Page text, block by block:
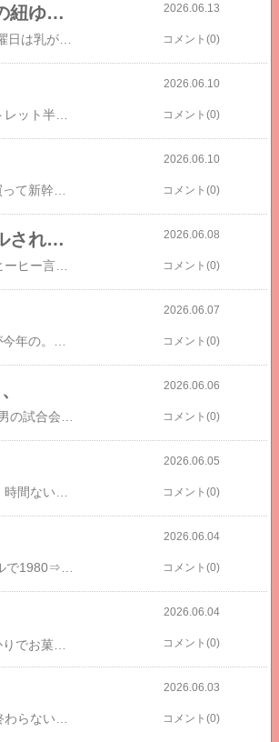
【購入品】シール卒業しようと思ってたのに。疲れて財布の紐ゆるゆる、、、
相変わらず仕事がものすごくハードで😭今週は3日新幹線乗りました、日帰りでw金曜日は乳がん検診で休み予定だったけど結局帰宅後、午後から夜まで仕事してました。。。終わらない😭乳がん検診は会社の健診では受けずに20代の頃から専門のクリニックでやってます。会社の先輩のすすめで。また１年後に受けます。今は長男の塾待ち。短くかけるのを。疲れたのでミスドでもっちゅりん買っちゃいました。あっ、長男きたからまたあとで、、、帰宅しました。☆☆3種類購入済みです。美味しいけど人気すごすぎ💦過熱度がすごいですよね💦予約もしていたけれどもういいかなと、オンラインのはキャンセルしました💦なんか疲れてると思考力低下購買欲が暴走しちゃって、、、シールは卒業しようかなと思ってたんですがたまたま買い物行ったらあって可愛いなーとほいほいカゴに入れてしまいました。でも、いやいややめようよと冷静になり戻しいや、でも、たまごっとサンリオは娘喜ぶんじゃない？と、結局この3枚だけ買いました。コットンパフィは買ったことなくて。ボンドロメインでシル活してたので、、、でも、、、可愛いなと笑たくさん種類ありましたが厳選しました。もちろん定価です。コットンパフィー サンリオキャラクター シール ぷっくり 立体 ふわふわ COTTON PUFFY クラックス CRUX 137577 痛バ 推し活 デコシール【サンリオ】たまごっち シール13点 セット コットンパフィール プチドロップ 平成はっぴーフォン 4サイズ【お1人様1点限り】【ラッピング不可】【クレジットカード決済のみ】本当もうやめよう。。。買って良かったんだろうか💦今は次男も娘もシールも好きだけどそれよりスクイーズです。スクイーズ界のボンドロ的存在！？メロジョイ。次男と娘が欲しい欲しい言い出したときは何ジョイ？えっ？メロンジョイ？とか私は全然ついていけませんでしたw正規品 ブラインドボックス Mellojoy メロジョイ トーストつみつみシリーズ スクイーズ 未開封 ランダム 食パン トースト かわいい おもちゃ コレクション プレゼント ギフト スクイーズおもちゃ【正規品】 Mellojoy クラウドミルフィーユ メロジョイ スクイーズ スイーツ ストレス解消 やわらかい アクセサリー スクイーズおもちゃ おもちゃ
2026.06.13
コメント(0)
18時から２倍きましたねー！スコープさんからメルマガきてた今日お昼からのアウトレット半額企画に参加しました！【ワケあり★★★★】アラビア / ルノ オーバルプレート25cm フロストベリー 0055 [arabia runo]あとはトイレのリフォーム工事するのですが壁紙を2色使いに決めて境を自分でモールディングしようと早押し先着20名25%オフクーポンでこちらをポチ。【6/10は全品ポイント5倍！】 クッションモールディング シール 壁紙 1本単位 腰壁 リメイク 3D 装飾 見切り材 廻り縁 壁面装飾 腰見切り 扉 ドア廻り 模様替え インテリア ホワイト ブラック 白 黒 壁紙屋本舗こちらも部屋のDIY用に同梱【6/10は全品ポイント5倍！】 クッションフロア コンクリート 91cm幅 切り売り 6畳 8畳 トイレ におすすめ モルタル グレー HM12005 HM12004 HM12006 おしゃれ 人気 リフォーム 床シート フロアシート フローリングマット マット DIY２倍きたからまだ走りたい！
2026.06.10
コメント(0)
2026.06.10
コメント(0)
【購入品】ローソン盛りすぎ♡と数ヶ月経ち急にキャンセルされたAmazon、、、
眠いです。。。昨日仕事から帰宅したのが23時。。。は？同じ会社でも私みたいにヒーヒー言ってる人もいれば人が余っている部署もある。は？（二度目w）給料下がっても良いから私もそっちが良い。今はやりがいより定時に帰れる方が私には大事。が、言っても変わらないのよね、、、さて、昨日のブログにちらっと書きましたがもちろん今回のローソン盛りすぎも参加してます。絶対この増量は買わないと！！毎回のお楽しみ♡子どもたちも楽しみにしています。【楽券_eギフト】ローソン お買物券 1,000円【楽券_eギフト】ローソン お買物券 500円☆☆タイトルの件。そういえば、、、Amazonで一月だったかな？？シールポチしたんですよ。２つ、別々のタイミングで。販売元、発送元はもちろんAmazon。その後なんどか発送が遅れています。キャンセルも良いですよ。的なメールがきてたんですが。まぁ、いつでも良いやとスルーしてたんですが。ついに、在庫を確保できませんでしたって強制キャンセルになりました。は？（3回目w）ボンドロじゃなかったのであっ、そう、と、ショックはなかったんですが何がは？かと言うと私がポチしたその後も何度も再販してたからまさかキャンセルになるとは思わず。じゃぁあれ以降買った人は全員キャンセルなんだろうか、と。どんな販売方法なのさ💦Amazonはいまだによくわからず難しい。だけど先日たまたま半額クーポン出ててニャンコごはんが安く買えたから憎めない笑ピュリナ ワン キャット ドライ 1歳から全ての年齢に グレインフリー 白身魚(1.6kg)【3brnd-14】【dalc_purinaone】【qqu】【zeq】【ピュリナワン(PURINA ONE)】[キャットフード]方や、ニンゲン（私）は魚べいの90円ランチです笑
2026.06.08
コメント(0)
2026.06.07
コメント(0)
2026.06.06
コメント(0)
2026.06.05
コメント(0)
2026.06.04
コメント(0)
今週発売のローソン福袋。先日購入済みでした！先日、激安お菓子販売に行ったばかりでお菓子は家に色々あるしなと一旦見送ることに決めたのですが次男がカップラーメン食べたいというのでカップラーメンも入っているしなと結局買いました笑我が家では短期間で全部なくなるでしょう。株主優待でもらったクオカードあったのでそれで払えたのも購入理由でした。【楽券_eギフト】ローソン お買物券 1,000円【楽券_eギフト】ローソン お買物券 500円☆☆食べものつながりで、、、カルディではマイルドカルディ買ってきました。やっぱり家ではこれが良い。もちろんシュガーパウダー必須笑⚠️参考アフィ 高いですマイルドカルディ フィルター用 中挽き8番 粉末 焙煎珈琲 200g 2個セット【2袋セット】KALDI クリーミーシュガーパウダー ×2袋コストコではこれ買いました。時々無性に食べたくなるんです。⚠️参考アフィ 高いです【木村屋総本店】じゃりぱん 6個入り×2個 【送料無料】☆☆スパセですね！結局楽モバユーザーですが優遇は何も受けずに今夜から参加します！
2026.06.04
コメント(0)
2026.06.03
コメント(0)